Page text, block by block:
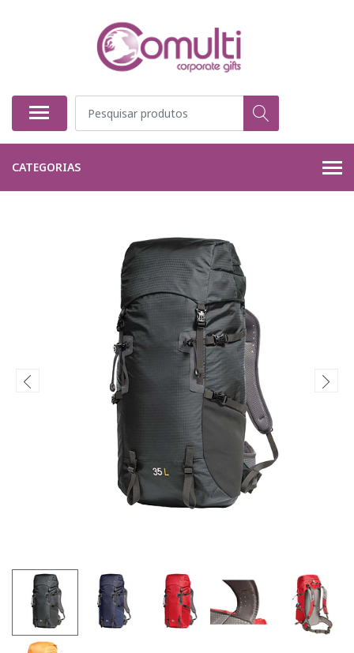
CATEGORIAS